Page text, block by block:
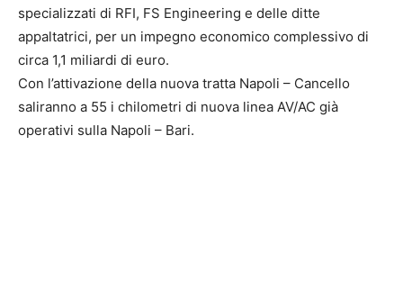
specializzati di RFI, FS Engineering e delle ditte
appaltatrici, per un impegno economico complessivo di
circa 1,1 miliardi di euro.
Con l’attivazione della nuova tratta Napoli – Cancello
saliranno a 55 i chilometri di nuova linea AV/AC già
operativi sulla Napoli – Bari.